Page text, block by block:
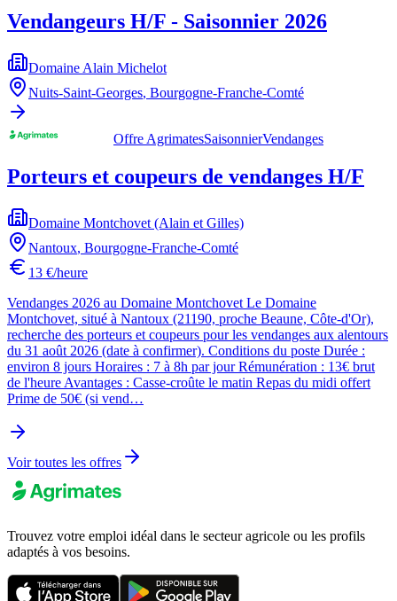
Vendangeurs H/F - Saisonnier 2026
Domaine Alain Michelot
Nuits-Saint-Georges, Bourgogne-Franche-Comté
Offre AgrimatesSaisonnierVendanges
Porteurs et coupeurs de vendanges H/F
Domaine Montchovet (Alain et Gilles)
Nantoux, Bourgogne-Franche-Comté
13 €/heure
Vendanges 2026 au Domaine Montchovet Le Domaine
Montchovet, situé à Nantoux (21190, proche Beaune, Côte-d'Or),
recherche des porteurs et coupeurs pour les vendanges aux alentours
du 31 août 2026 (date à confirmer). Conditions du poste Durée :
environ 8 jours Horaires : 7 à 8h par jour Rémunération : 13€ brut
de l'heure Avantages : Casse-croûte le matin Repas du midi offert
Prime de 50€ (si vend…
Voir toutes les offres
Trouvez votre emploi idéal dans le secteur agricole ou les profils
adaptés à vos besoins.